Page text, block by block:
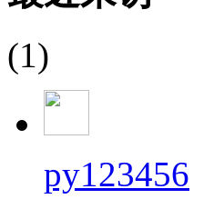
(1)
py123456